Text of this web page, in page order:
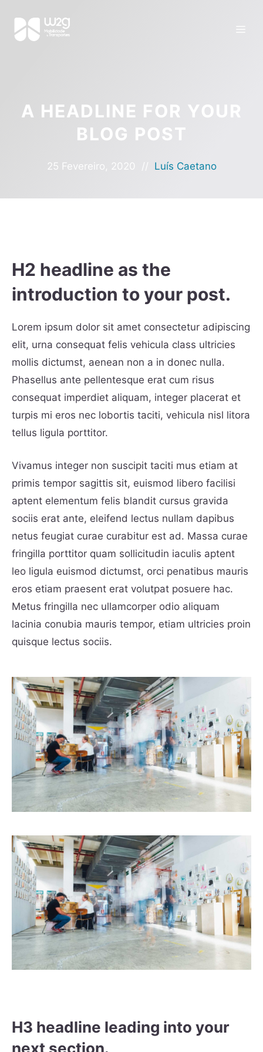
A HEADLINE FOR YOUR
BLOG POST
25 Fevereiro, 2020 // Luís Caetano
H2 headline as the
introduction to your post.
Lorem ipsum dolor sit amet consectetur adipiscing
elit, urna consequat felis vehicula class ultricies
mollis dictumst, aenean non a in donec nulla.
Phasellus ante pellentesque erat cum risus
consequat imperdiet aliquam, integer placerat et
turpis mi eros nec lobortis taciti, vehicula nisl litora
tellus ligula porttitor.
Vivamus integer non suscipit taciti mus etiam at
primis tempor sagittis sit, euismod libero facilisi
aptent elementum felis blandit cursus gravida
sociis erat ante, eleifend lectus nullam dapibus
netus feugiat curae curabitur est ad. Massa curae
fringilla porttitor quam sollicitudin iaculis aptent
leo ligula euismod dictumst, orci penatibus mauris
eros etiam praesent erat volutpat posuere hac.
Metus fringilla nec ullamcorper odio aliquam
lacinia conubia mauris tempor, etiam ultricies proin
quisque lectus sociis.
H3 headline leading into your
next section.